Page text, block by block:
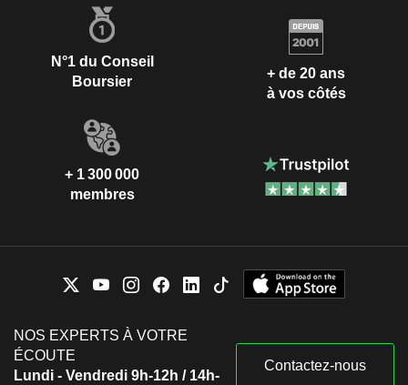
N°1 du Conseil
Boursier
+ de 20 ans
à vos côtés
+ 1 300 000
membres
NOS EXPERTS À VOTRE
ÉCOUTE
Lundi - Vendredi 9h-12h / 14h-
Contactez-nous